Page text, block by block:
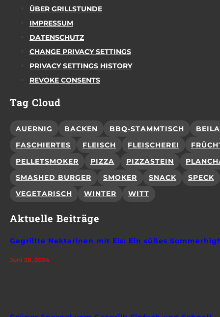
ÜBER GRILLSTUNDE
IMPRESSUM
DATENSCHUTZ
CHANGE PRIVACY SETTINGS
PRIVACY SETTINGS HISTORY
REVOKE CONSENTS
Tag Cloud
AUERNIG BACKEN BBQ-STAMMTISCH
FASCHIERTES
FLEISCH FLEISCHEREI
PELLETSMOKER
PIZZA PIZZASTEIN
SMASHED BURGER
SMOKER SNACK
SPECK
VEGETARISCH
WINTER WITT
Aktuelle Beiträge
Gegrillte Nektarinen mit Eis: Ein süßes
Juni 28, 2024